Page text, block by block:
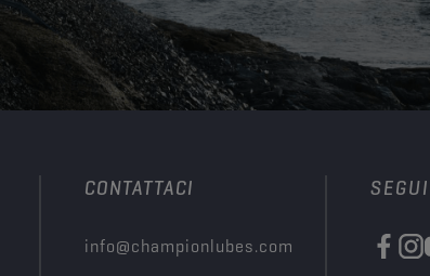
CONTATTACI
info@championlubes.com